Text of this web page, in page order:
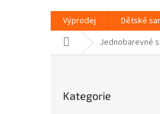
Výprodej Dětské
Domů Jednobarevné
kategorie
Kategorie